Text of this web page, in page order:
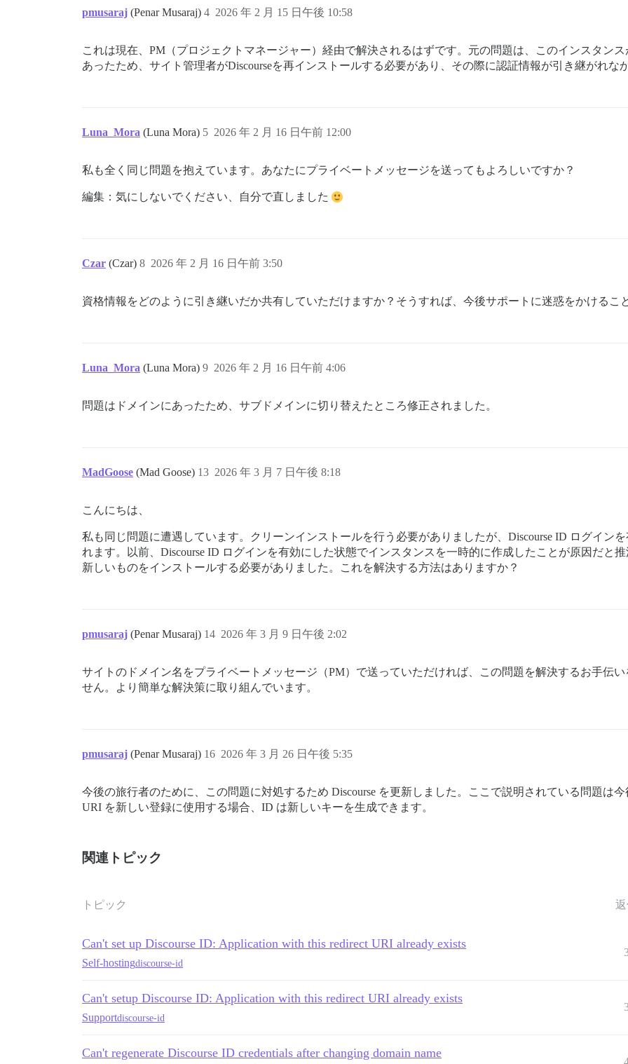
pmusaraj (Penar Musaraj) 2026 年 2 月 15 日午後 10:58
4
これは現在、PM（プロジェクトマネージャー）経由で解決されるはずです。元の問題は、このインスタン
あったため、サイト管理者がDiscourseを再インストールする必要があり、その際に認証情報が引き継がれな
Luna_Mora (Luna Mora) 2026 年 2 月 16 日午前 12:00
5
私も全く同じ問題を抱えています。あなたにプライベートメッセージを送ってもよろしいですか？
編集：気にしないでください、自分で直しました
Czar (Czar) 2026 年 2 月 16 日午前 3:50
8
資格情報をどのように引き継いだか共有していただけますか？そうすれば、今後サポートに迷惑をかけるこ
Luna_Mora (Luna Mora) 2026 年 2 月 16 日午前 4:06
9
問題はドメインにあったため、サブドメインに切り替えたところ修正されました。
MadGoose (Mad Goose) 2026 年 3 月 7 日午後 8:18
13
こんにちは、
私も同じ問題に遭遇しています。クリーンインストールを行う必要がありましたが、Discourse ID ログイン
れます。以前、Discourse ID ログインを有効にした状態でインスタンスを一時的に作成したことが原因だと
新しいものをインストールする必要がありました。これを解決する方法はありますか？
pmusaraj (Penar Musaraj) 2026 年 3 月 9 日午後 2:02
14
サイトのドメイン名をプライベートメッセージ（PM）で送っていただければ、この問題を解決するお手伝
せん。より簡単な解決策に取り組んでいます。
pmusaraj (Penar Musaraj) 2026 年 3 月 26 日午後 5:35
16
今後の旅行者のために、この問題に対処するため Discourse を更新しました。ここで説明されている問題は
URI を新しい登録に使用する場合、ID は新しいキーを生成できます。
関連トピック
トピック
Can't set up Discourse ID: Application with this redirect URI already exists
Self-hostingdiscourse-id
Can't setup Discourse ID: Application with this redirect URI already exists
Supportdiscourse-id
Can't regenerate Discourse ID credentials after changing domain name